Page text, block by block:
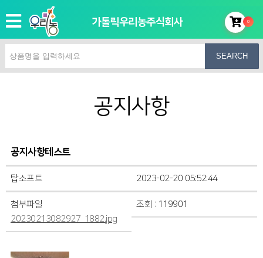
가톨릭우리농주식회사 0
SEARCH
공지사항
공지사항테스트
탑소프트 2023-02-20 05:52:44
첨부파일
20230213082927_1882.jpg
조회 : 119901